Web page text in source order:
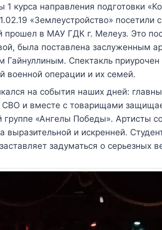
1 курса направления подготовки
«Землеустройство» посетили
прошел в МАУ ГДК г. Мелеуз. Это
была поставлена заслуженным
Гайнуллиным. Спектакль
военной операции и их семей.
на события наших дней:
СВО и вместе с товарищами
группе «Ангелы Победы». Артисты
выразительной и искренней.
задуматься о серьезных